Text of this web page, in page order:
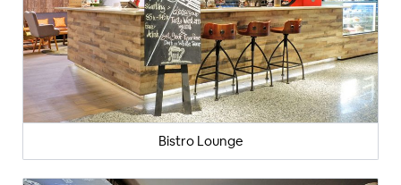
Bistro Lounge